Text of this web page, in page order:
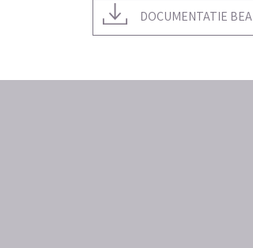
DOCUMENTATIE BEA